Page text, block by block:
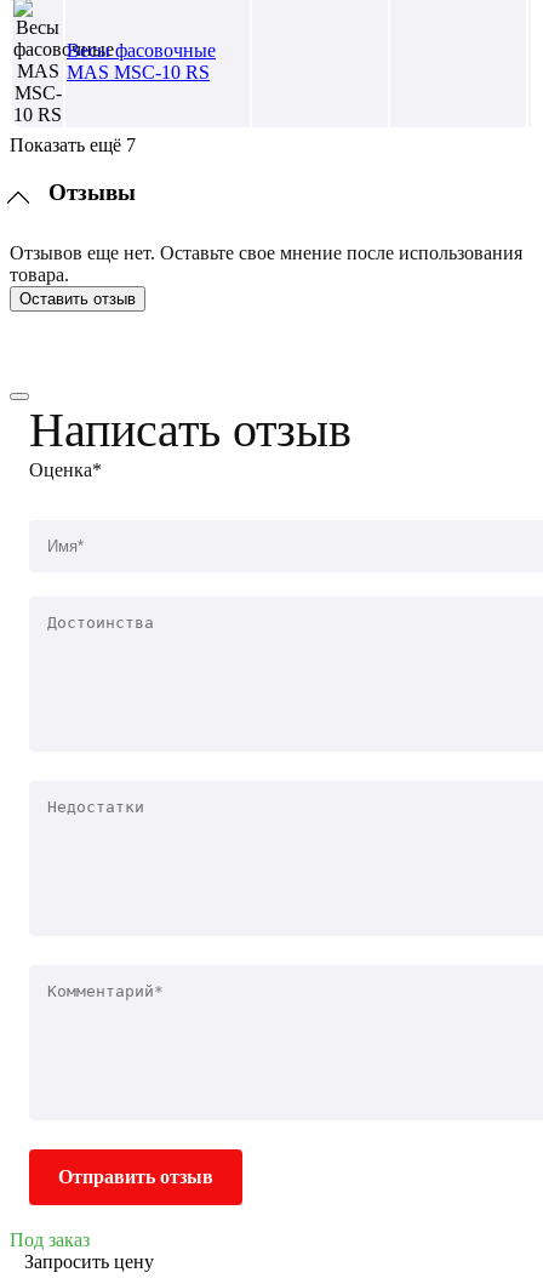
Весы фасовочные
MAS MSC-10 RS
Показать ещё 7
Отзывы
Отзывов еще нет. Оставьте свое мнение после использования
товара.
Оставить отзыв
Написать отзыв
Оценка*
Отправить отзыв
Под заказ
Запросить цену